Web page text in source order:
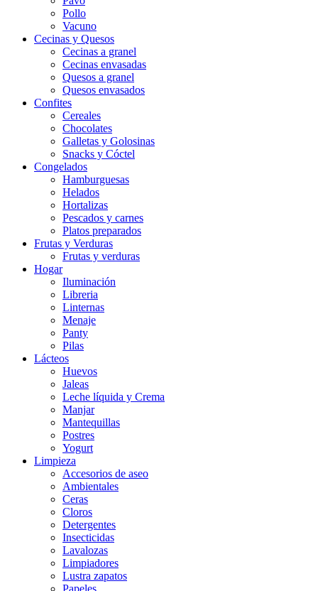
Pollo
Vacuno
Cecinas y Quesos
Cecinas a granel
Cecinas envasadas
Quesos a granel
Quesos envasados
Confites
Cereales
Chocolates
Galletas y Golosinas
Snacks y Cóctel
Congelados
Hamburguesas
Helados
Hortalizas
Pescados y carnes
Platos preparados
Frutas y Verduras
Frutas y verduras
Hogar
Iluminación
Libreria
Linternas
Menaje
Panty
Pilas
Lácteos
Huevos
Jaleas
Leche líquida y Crema
Manjar
Mantequillas
Postres
Yogurt
Limpieza
Accesorios de aseo
Ambientales
Ceras
Cloros
Detergentes
Insecticidas
Lavalozas
Limpiadores
Lustra zapatos
Papeles